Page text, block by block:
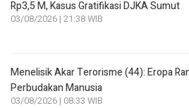
Rp3,5 M, Kasus Gratifikasi DJKA Sumut
03/08/2026 | 21:38 WIB
Menelisik Akar Terorisme (44): Eropa
Perbudakan Manusia
03/08/2026 | 08:33 WIB